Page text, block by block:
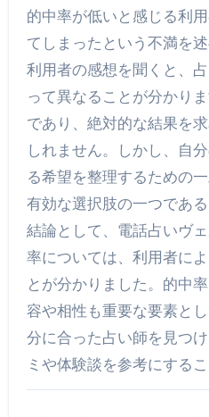
的中率が低いと感じる利
てしまったという不満を述
利用者の感想を聞くと、
って異なることが分かり
であり、絶対的な結果を
しれません。しかし、自
る希望を整理するための
有効な選択肢の一つである
結論として、電話占いヴ
率については、利用者に
とが分かりました。的中
容や相性も重要な要素と
分に合った占い師を見つ
ミや体験談を参考にするこ